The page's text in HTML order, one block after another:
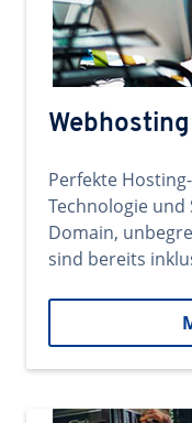
Webhosting
Perfekte
Technologie und
Domain,
sind bereits